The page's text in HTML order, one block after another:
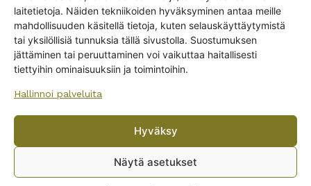
laitetietoja. Näiden tekniikoiden hyväksyminen antaa meille
mahdollisuuden käsitellä tietoja, kuten selauskäyttäytymistä
tai yksilöllisiä tunnuksia tällä sivustolla. Suostumuksen
jättäminen tai peruuttaminen voi vaikuttaa haitallisesti
tiettyihin ominaisuuksiin ja toimintoihin.
Hallinnoi palveluita
Hyväksy
Näytä asetukset
Arabia Joulukuusi muki,
Teema-malli
Get -5%
off?
Yes! I want the discount
By subscribing to the newsletter, you consent to receiving messages from
privacy policy.